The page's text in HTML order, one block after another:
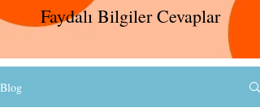
Faydalı Bilgiler Cevaplar
Blog